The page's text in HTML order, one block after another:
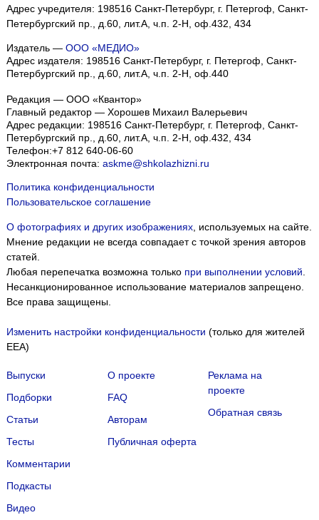
Адрес учредителя: 198516 Санкт-Петербург, г. Петергоф, Санкт-
Петербургский пр., д.60, лит.А, ч.п. 2-Н, оф.432, 434
Издатель — ООО «МЕДИО»
Адрес издателя: 198516 Санкт-Петербург, г. Петергоф, Санкт-
Петербургский пр., д.60, лит.А, ч.п. 2-Н, оф.440
Редакция — ООО «Квантор»
Главный редактор — Хорошев Михаил Валерьевич
Адрес редакции: 198516 Санкт-Петербург, г. Петергоф Санкт-
Петербургский пр., д.60, лит.А, ч.п. 2-Н, оф.432, 434
Телефон:+7 812 640-06-60
Электронная почта: askme@shkolazhizni.ru
Политика конфиденциальности
Пользовательское соглашение
О фотографиях и других изображениях, используемых на сайте.
Мнение редакции не всегда совпадает с точкой зрения авторов
статей.
Любая перепечатка возможна только при выполнении условий
Несанкционированное использование материалов запрещено.
Все права защищены.
Изменить настройки конфиденциальности (только для жителей
EEA)
Выпуски
Подборки
Статьи
Тесты
Комментарии
Подкасты
Видео
О проекте
FAQ
Авторам
Публичная оферта
Реклама на
проекте
Обратная связь